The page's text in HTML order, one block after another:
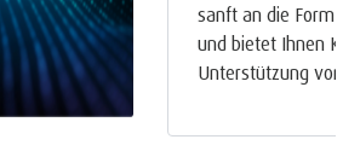
sanft an die Form
und bietet Ihnen
Unterstützung